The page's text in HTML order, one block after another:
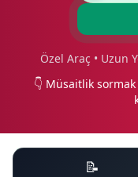
Özel Araç • Uzun
👇 Müsaitlik
📝